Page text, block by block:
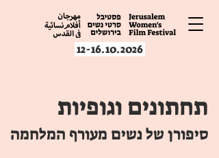
12-16.10.2026
תחתונים וגופיות
סיפורן של נשים מעורף המלחמה